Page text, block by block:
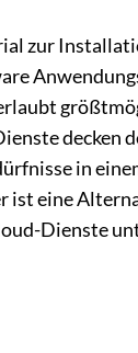
zur
decken
in
ist eine
Dienste